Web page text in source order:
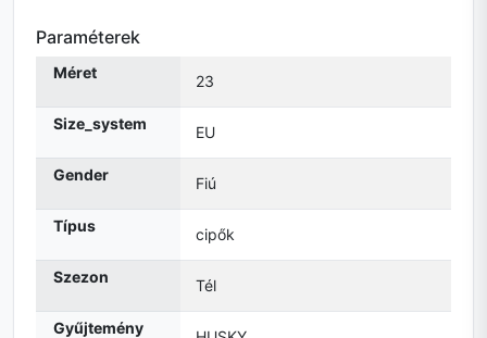
Paraméterek
Méret 23
Size_system EU
Gender Fiú
Típus cipők
Szezon Tél
Gyűjtemény